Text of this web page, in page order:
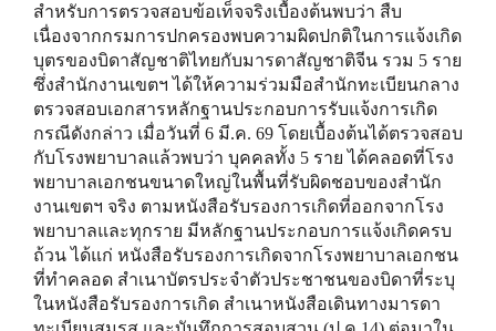
สำหรับการตรวจสอบข้อเท็จจริงเบื้องต้นพบว่า สืบ
เนื่องจากกรมการปกครองพบความผิดปกติในการแจ้งเกิด
บุตรของบิดาสัญชาติไทยกับมารดาสัญชาติจีน รวม 5 ราย
ซึ่งสำนักงานเขตฯ ได้ให้ความร่วมมือสำนักทะเบียนกลาง
ตรวจสอบเอกสารหลักฐานประกอบการรับแจ้งการเกิด
กรณีดังกล่าว เมื่อวันที่ 6 มี.ค. 69 โดยเบื้องต้นได้ตรวจสอบ
กับโรงพยาบาลแล้วพบว่า บุคคลทั้ง 5 ราย ได้คลอดที่โรง
พยาบาลเอกชนขนาดใหญ่ในพื้นที่รับผิดชอบของสำนัก
งานเขตฯ จริง ตามหนังสือรับรองการเกิดที่ออกจากโรง
พยาบาลและทุกราย มีหลักฐานประกอบการแจ้งเกิดครบ
ถ้วน ได้แก่ หนังสือรับรองการเกิดจากโรงพยาบาลเอกชน
ที่ทำคลอด สำเนาบัตรประจำตัวประชาชนของบิดาที่ระบุ
ในหนังสือรับรองการเกิด สำเนาหนังสือเดินทางมารดา